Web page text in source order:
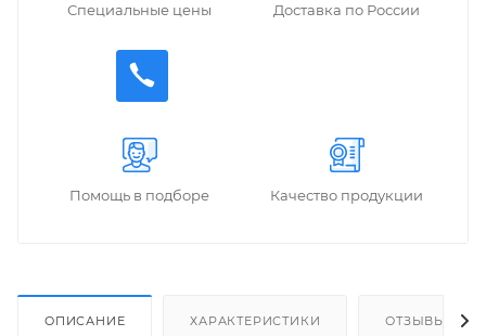
Специальные цены Доставка по России
Помощь в подборе Качество продукции
ОПИСАНИЕ ХАРАКТЕРИСТИКИ ОТЗЫВЫ